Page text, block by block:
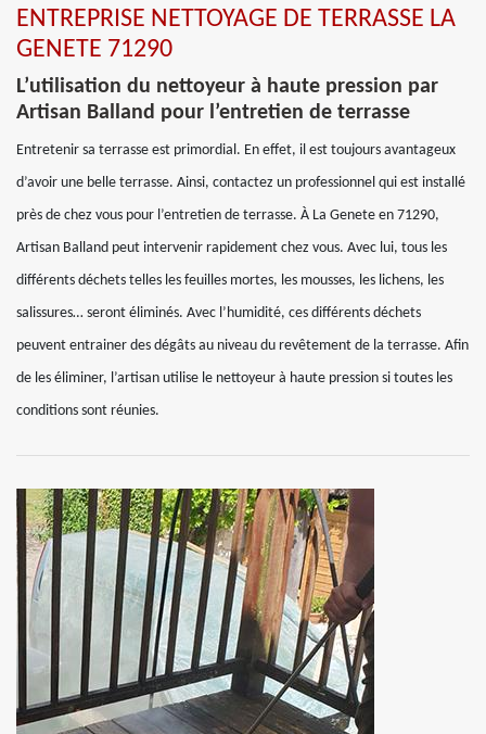
ENTREPRISE NETTOYAGE DE TERRASSE LA
GENETE 71290
L’utilisation du nettoyeur à haute pression par
Artisan Balland pour l’entretien de terrasse
Entretenir sa terrasse est primordial. En effet, il est toujours avantageux
d’avoir une belle terrasse. Ainsi, contactez un professionnel qui est installé
près de chez vous pour l’entretien de terrasse. À La Genete en 71290,
Artisan Balland peut intervenir rapidement chez vous. Avec lui, tous les
différents déchets telles les feuilles mortes, les mousses, les lichens, les
salissures… seront éliminés. Avec l’humidité, ces différents déchets
peuvent entrainer des dégâts au niveau du revêtement de la terrasse. Afin
de les éliminer, l’artisan utilise le nettoyeur à haute pression si toutes les
conditions sont réunies.